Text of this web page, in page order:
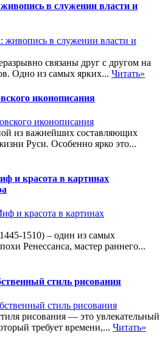
в служении власти и
связаны друг с другом на
Одно из самых ярких... Читать»
иконописания
из важнейших составляющих
Руси. Особенно ярко это...
и красота в картинах
1510) – один из самых
Ренессанса, мастер раннего...
стиль рисования
рисования — это увлекательный
требует времени,... Читать»